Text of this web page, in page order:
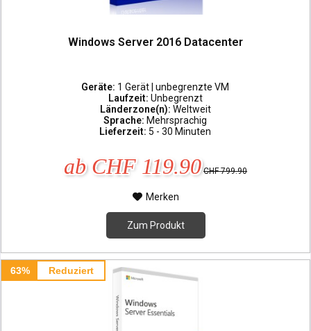
Windows Server 2016 Datacenter
Geräte: 1 Gerät | unbegrenzte VM
Laufzeit: Unbegrenzt
Länderzone(n): Weltweit
Sprache: Mehrsprachig
Lieferzeit: 5 - 30 Minuten
ab CHF 119.90 CHF 799.90
Merken
Zum Produkt
63% Reduziert